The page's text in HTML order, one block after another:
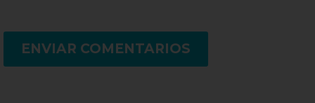
ENVIAR COMENTARIOS